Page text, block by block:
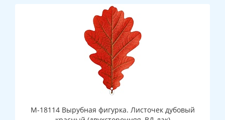
М-18114 Вырубная фигурка. Листочек дубовый